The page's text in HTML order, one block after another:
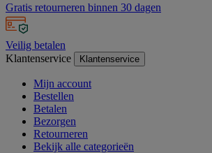
Gratis retourneren binnen 30 dagen
Veilig betalen
Klantenservice
Klantenservice
Mijn account
Bestellen
Betalen
Bezorgen
Retourneren
Bekijk alle categorieën